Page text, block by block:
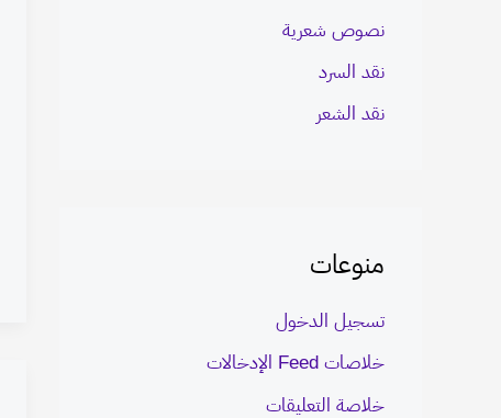
نصوص شعرية
نقد السرد
نقد الشعر
منوعات
تسجيل الدخول
خلاصات Feed الإدخالات
خلاصة التعليقات